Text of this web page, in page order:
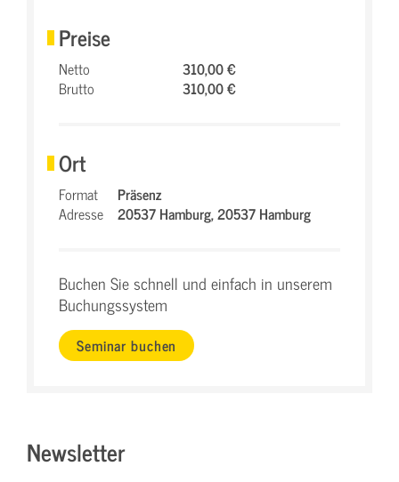
Preise
Netto
310,00 €
Brutto
310,00 €
Ort
Format
Präsenz
Adresse
20537 Hamburg,20537 Hamburg
Buchen Sie schnell und einfach in unserem
Buchungssystem
Seminar buchen
Newsletter